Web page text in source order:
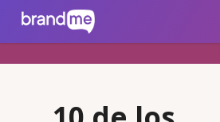
brandme.la